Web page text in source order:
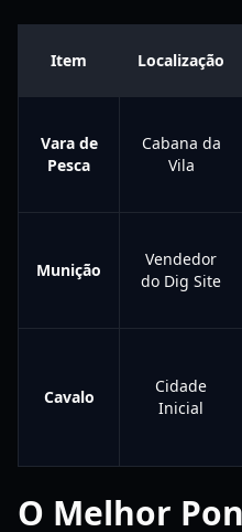
Item Localização
Vara de
Pesca
Cabana da
Vila
Munição
Vendedor
do Dig Site
Cavalo
Cidade
Inicial
O Melhor